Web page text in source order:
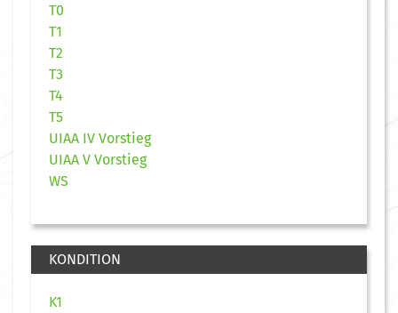
T0
T1
T2
T3
T4
T5
UIAA IV Vorstieg
UIAA V Vorstieg
WS
KONDITION
K1